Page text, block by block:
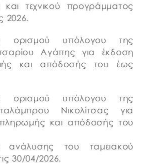
τεχνικού προγράμματος
2026.
ορισμού υπόλογου της
Αγάπης για έκδοση
και απόδοσής του έως
ορισμού υπόλογου της
Νικολίτσας για
και απόδοσής του
ανάλυσης του ταμειακού
30/04/2026.